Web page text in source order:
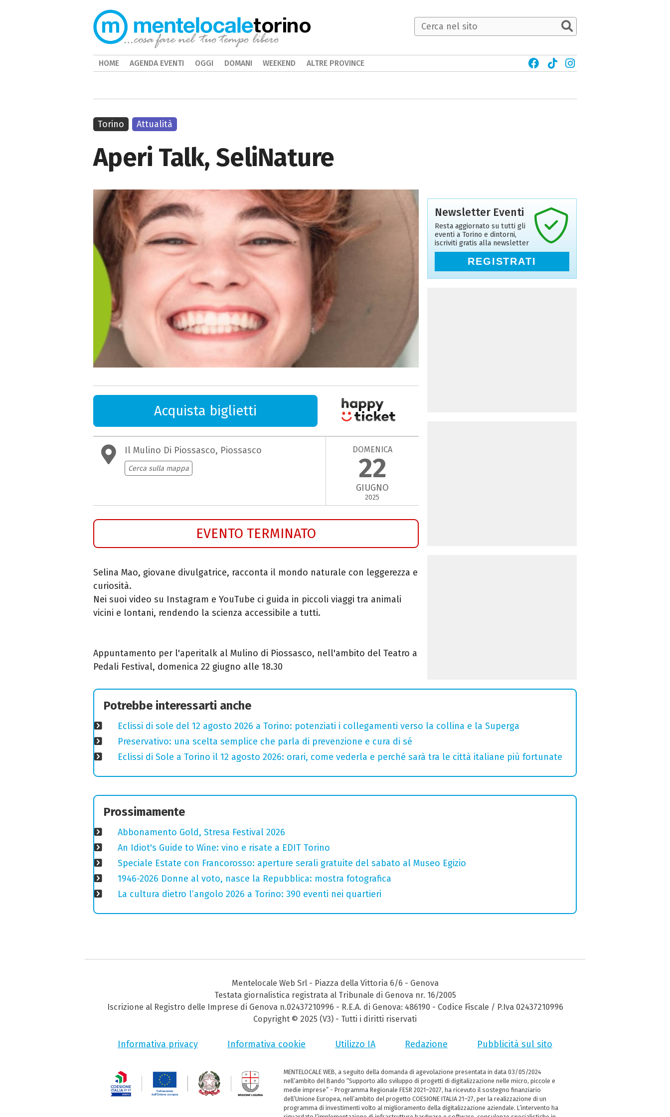
Aperi Talk, SeliNature
Acquista biglietti
Il Mulino Di Piossasco, Piossasco
Cerca sulla mappa
DOMENICA
22
GIUGNO
2025
EVENTO TERMINATO
Selina Mao, giovane divulgatrice, racconta il mondo naturale con leggerezza e
curiosità.
Nei suoi video su Instagram e YouTube ci guida in piccoli viaggi tra animali
vicini e lontani, rendendo la scienza accessibile a tutti.
Appuntamento per l'aperitalk al Mulino di Piossasco, nell'ambito del Teatro a
Pedali Festival, domenica 22 giugno alle 18.30
Torino Attualità
Newsletter Eventi
Resta aggiornato su tutti gli
eventi a Torino e dintorni,
iscriviti gratis alla newsletter
REGISTRATI
Potrebbe interessarti anche
Eclissi di sole del 12 agosto 2026 a Torino: potenziati i collegamenti verso la collina e la Superga
Preservativo: una scelta semplice che parla di prevenzione e cura di sé
Eclissi di Sole a Torino il 12 agosto 2026: orari, come vederla e perché sarà tra le città italiane più fortunate
Prossimamente
Abbonamento Gold, Stresa Festival 2026
An Idiot's Guide to Wine: vino e risate a EDIT Torino
Speciale Estate con Francorosso: aperture serali gratuite del sabato al Museo Egizio
1946-2026 Donne al voto, nasce la Repubblica: mostra fotografica
La cultura dietro l’angolo 2026 a Torino: 390 eventi nei quartieri
torino
HOME AGENDA EVENTI OGGI DOMANI WEEKEND ALTRE PROVINCE
Mentelocale Web Srl - Piazza della Vittoria 6/6 - Genova
Testata giornalistica registrata al Tribunale di Genova nr. 16/2005
Iscrizione al Registro delle Imprese di Genova n.02437210996 - R.E.A. di Genova: 486190 - Codice Fiscale / P.Iva 02437210996
Copyright © 2025 (V3) - Tutti i diritti riservati
Informativa privacy Informativa cookie Utilizzo IA Redazione Pubblicità sul sito
MENTELOCALE WEB, a seguito della domanda di agevolazione presentata in data 03/05/2024
nell’ambito del Bando “Supporto allo sviluppo di progetti di digitalizzazione nelle micro, piccole e
medie imprese” - Programma Regionale FESR 2021–2027, ha ricevuto il sostegno finanziario
dell’Unione Europea, nell’ambito del progetto COESIONE ITALIA 21–27, per la realizzazione di un
programma di investimenti volto al miglioramento della digitalizzazione aziendale. L’intervento ha